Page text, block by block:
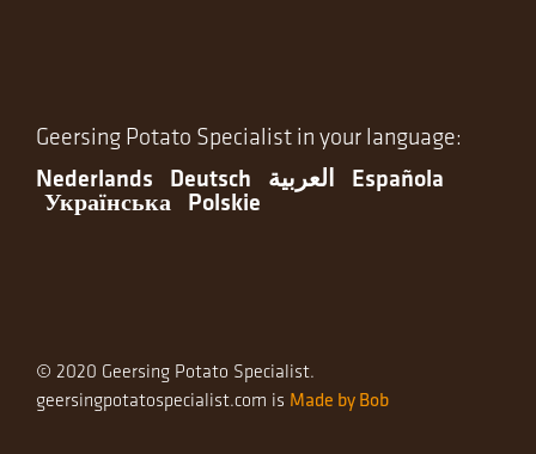
Geersing Potato Specialist in your language:
Nederlands Deutsch العربية Española
Українська Polskie
© 2020 Geersing Potato Specialist.
geersingpotatospecialist.com is Made by Bob